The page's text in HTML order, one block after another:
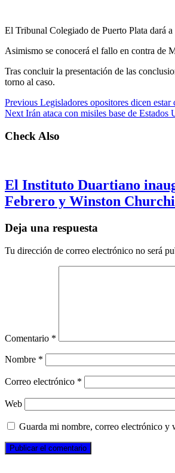
El Tribunal Colegiado de Puerto Plata dará
Asimismo se conocerá el fallo en contra de
Tras concluir la presentación de las
torno al caso.
Previous Legisladores opositores dicen
Next Irán ataca con misiles base de Estados
Check Also
El Instituto Duartiano
Febrero y Winston
Deja una respuesta
Tu dirección de correo electrónico no será
Comentario *
Nombre *
Correo electrónico *
Web
Guarda mi nombre, correo electrónico y